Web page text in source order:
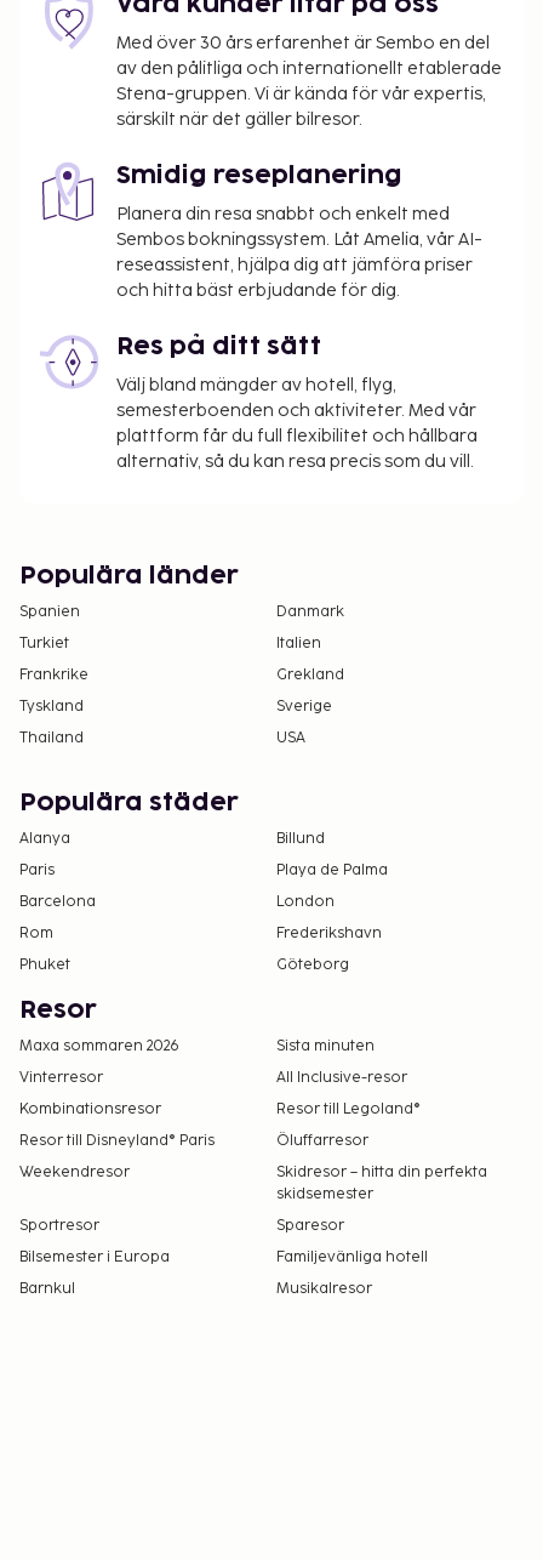
incheckning.
Vi har listat alla tilläggsavgifter som boendet har
upplyst oss om.
Parkeringsavgift: EUR 20 per dag
beroende på vistelsens längd)
Inga avgifter tas ut för assistanshundar
Det är möjligt att listan ovan inte är fullständig,
samt att avgifter och depositioner inte inkluderar
Kontanttransaktioner på boendet kan inte
överstiga EUR 1000, på grund av statliga
bestämmelser. Du kan få mer information
genom att kontakta boendet med
kontaktinformationen i bokningsbekräftelsen.
Avgifter). Gäster kan få ett av dessa rum genom
att kontakta receptionen direkt med hjälp av
informationen i bokningsbekräftelsen.
Med över 30 års erfarenhet är Sembo en del
av den pålitliga och internationellt etablerade
Stena-gruppen. Vi är kända för vår expertis,
särskilt när det gäller bilresor.
Smidig reseplanering
Planera din resa snabbt och enkelt med
Sembos bokningssystem. Låt Amelia, vår AI-
reseassistent, hjälpa dig att jämföra priser
och hitta bäst erbjudande för dig.
Res på ditt sätt
Välj bland mängder av hotell, flyg,
semesterboenden och aktiviteter. Med vår
plattform får du full flexibilitet och hållbara
alternativ, så du kan resa precis som du vill.
Populära länder
Spanien
Danmark
Turkiet
Italien
Frankrike
Grekland
Tyskland
Sverige
Thailand
USA
Populära städer
Alanya
Billund
Paris
Playa de Palma
Barcelona
London
Rom
Frederikshavn
Phuket
Göteborg
Resor
Maxa sommaren 2026
Sista minuten
Vinterresor
All Inclusive-resor
Kombinationsresor
Resor till Legoland®
Resor till Disneyland® Paris
Öluffarresor
Weekendresor
Skidresor – hitta din perfekta
skidsemester
Sportresor
Sparesor
Bilsemester i Europa
Familjevänliga hotell
Barnkul
Musikalresor